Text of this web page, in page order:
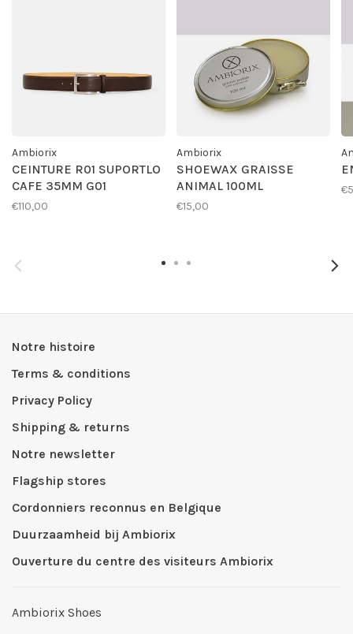
Ambiorix
CEINTURE R01 SUPORTLO
CAFE 35MM G01
€110,00
Ambiorix
SHOEWAX GRAISSE
ANIMAL 100ML
€15,00
Notre histoire
Terms & conditions
Privacy Policy
Shipping & returns
Notre newsletter
Flagship stores
Cordonniers reconnus en Belgique
Duurzaamheid bij Ambiorix
Ouverture du centre des visiteurs Ambiorix
Ambiorix Shoes